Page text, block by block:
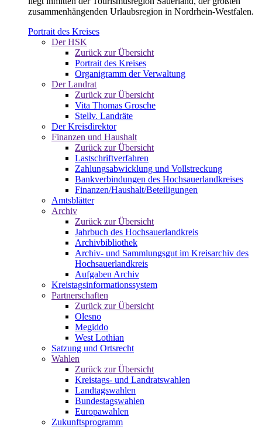
zusammenhängenden Urlaubsregion in Nordrhein-Westfalen.
Portrait des Kreises
Der HSK
Zurück zur Übersicht
Portrait des Kreises
Organigramm der Verwaltung
Der Landrat
Zurück zur Übersicht
Vita Thomas Grosche
Stellv. Landräte
Der Kreisdirektor
Finanzen und Haushalt
Zurück zur Übersicht
Lastschriftverfahren
Zahlungsabwicklung und Vollstreckung
Bankverbindungen des Hochsauerlandkreises
Finanzen/Haushalt/Beteiligungen
Amtsblätter
Archiv
Zurück zur Übersicht
Jahrbuch des Hochsauerlandkreis
Archivbibliothek
Archiv- und Sammlungsgut im Kreisarchiv des
Hochsauerlandkreis
Aufgaben Archiv
Kreistagsinformationssystem
Partnerschaften
Zurück zur Übersicht
Olesno
Megiddo
West Lothian
Satzung und Ortsrecht
Wahlen
Zurück zur Übersicht
Kreistags- und Landratswahlen
Landtagswahlen
Bundestagswahlen
Europawahlen
Zukunftsprogramm